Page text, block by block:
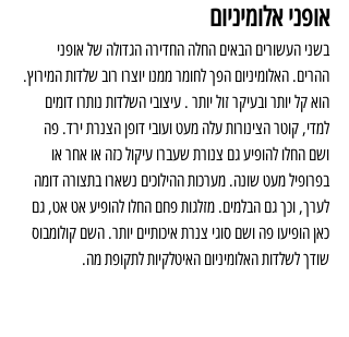
אופני אלומיניום
בשני העשורים הבאים החלה החדירה הגדולה של אופני
ההרים. האלומיניום הפך לחומר ממנו יוצרו רוב שלדות המירוץ.
הוא קל יותר ובעיקר זול יותר . עיצובי השלדות נותרו דומים
למדי, קוטר הצינורות עלה מעט ועובי דופן הצנרת ירד. פה
ושם החלו להופיע גם צנורת שעברו עיקול כזה או אחר או
בפרופיל מעט שונה. מערכות ההילוכים נשארו בתצורה דומה
לערך, וכך גם הבלמים. מזלגות פחם החלו להופיע אט אט, גם
כאן הופיעו פה ושם סוגי צנרת איכותיים יותר. השם קולומבוס
שודך לשלדות האלומיניום האיטלקיות לתקופת מה.